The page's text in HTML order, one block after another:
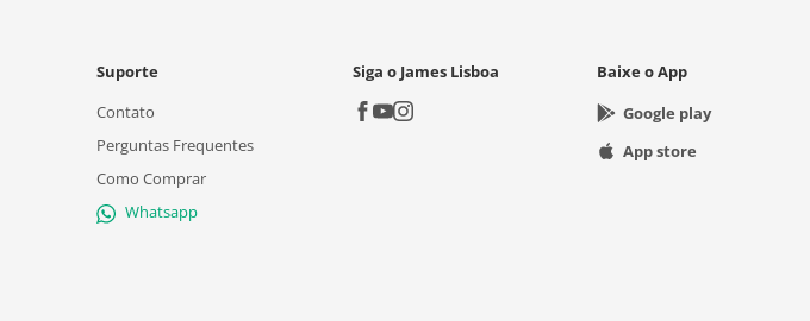
Suporte
Contato
Perguntas Frequentes
Como Comprar
Whatsapp
Siga o James Lisboa
Baixe o App
Google play
App store